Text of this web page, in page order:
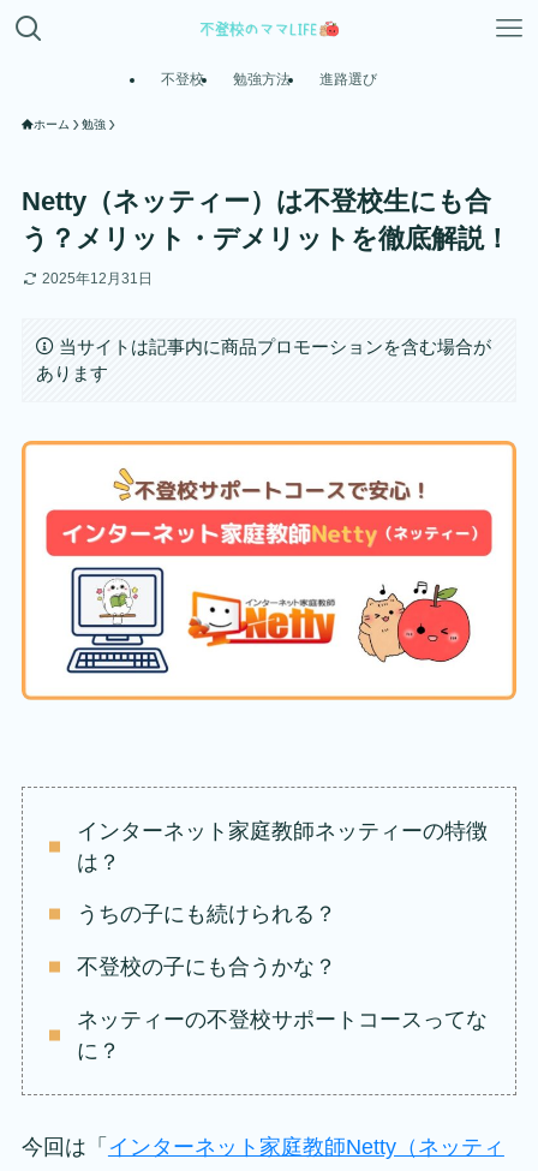
不登校 勉強方法 進路選び
ホーム 勉強
Netty（ネッティー）は不登校生にも合
う？メリット・デメリットを徹底解説！
2025年12月31日
当サイトは記事内に商品プロモーションを含む場合が
あります
インターネット家庭教師ネッティーの特徴
は？
うちの子にも続けられる？
不登校の子にも合うかな？
ネッティーの不登校サポートコースってな
に？
今回は「 インターネット家庭教師Netty（ネッティ